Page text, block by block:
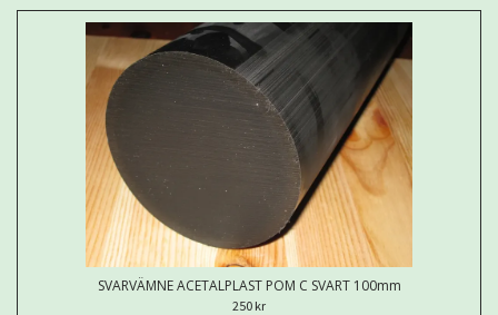
SVARVÄMNE ACETALPLAST POM C SVART 100mm
250 kr